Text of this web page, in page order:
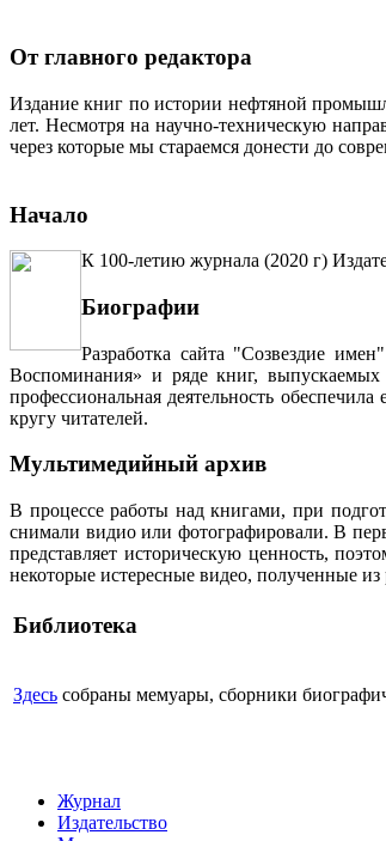
От главного редактора
Издание книг по истории нефтяной
лет. Несмотря на научно-техническую
через которые мы стараемся донести до
Начало
К 100-летию журнала (2020 г)
Биографии
Разработка сайта "Созвездие
Воспоминания» и ряде книг, выпускаемых
профессиональная деятельность
кругу читателей.
Мультимедийный архив
В процессе работы над книгами, при
снимали видио или фотографировали. В
представляет историческую ценность,
некоторые истересные видео, полученные
Библиотека
Здесь собраны мемуары, сборники
Журнал
Издательство